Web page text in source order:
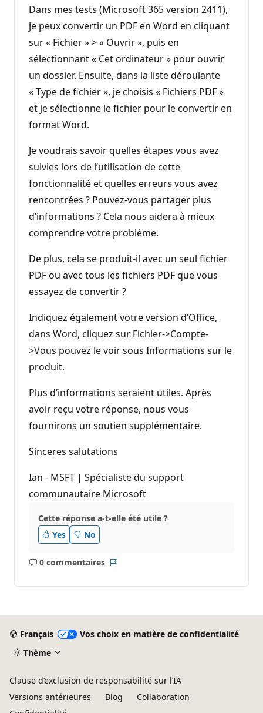
Dans mes tests (Microsoft 365 version 2411),
je peux convertir un PDF en Word en cliquant
sur « Fichier » > « Ouvrir », puis en
sélectionnant « Cet ordinateur » pour ouvrir
un dossier. Ensuite, dans la liste déroulante
« Type de fichier », je choisis « Fichiers PDF »
et je sélectionne le fichier pour le convertir en
format Word.
Je voudrais savoir quelles étapes vous avez
suivies lors de l’utilisation de cette
fonctionnalité et quelles erreurs vous avez
rencontrées ? Pouvez-vous partager plus
d’informations ? Cela nous aidera à mieux
comprendre votre problème.
De plus, cela se produit-il avec un seul fichier
PDF ou avec tous les fichiers PDF que vous
essayez de convertir ?
Indiquez également votre version d’Office,
dans Word, cliquez sur Fichier->Compte-
>Vous pouvez le voir sous Informations sur le
produit.
Plus d’informations seraient utiles. Après
avoir reçu votre réponse, nous vous
fournirons un soutien supplémentaire.
Sinceres salutations
Ian - MSFT | Spécialiste du support
communautaire Microsoft
Cette réponse a-t-elle été utile ?
Yes
No
0 commentaires
Aucun
Français
Vos choix en matière de confidentialité
Thème
Clause d’exclusion de responsabilité sur l’IA
Versions antérieures
Blog
Collaboration